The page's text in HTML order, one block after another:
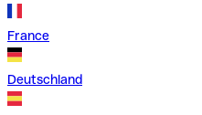
France
Deutschland